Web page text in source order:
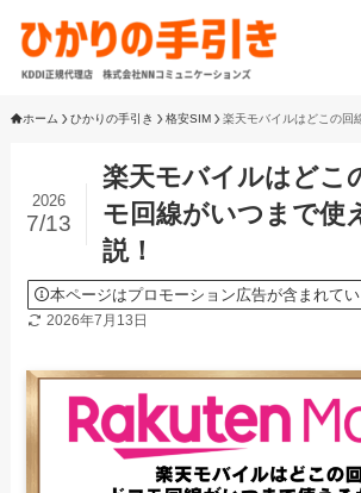
ホーム ひかりの手引き 格安SIM 楽天モバイルはどこの回
楽天モバイルはどこ
モ回線がいつまで使
説！
2026
7/13
本ページはプロモーション広告が含まれてい
2026年7月13日